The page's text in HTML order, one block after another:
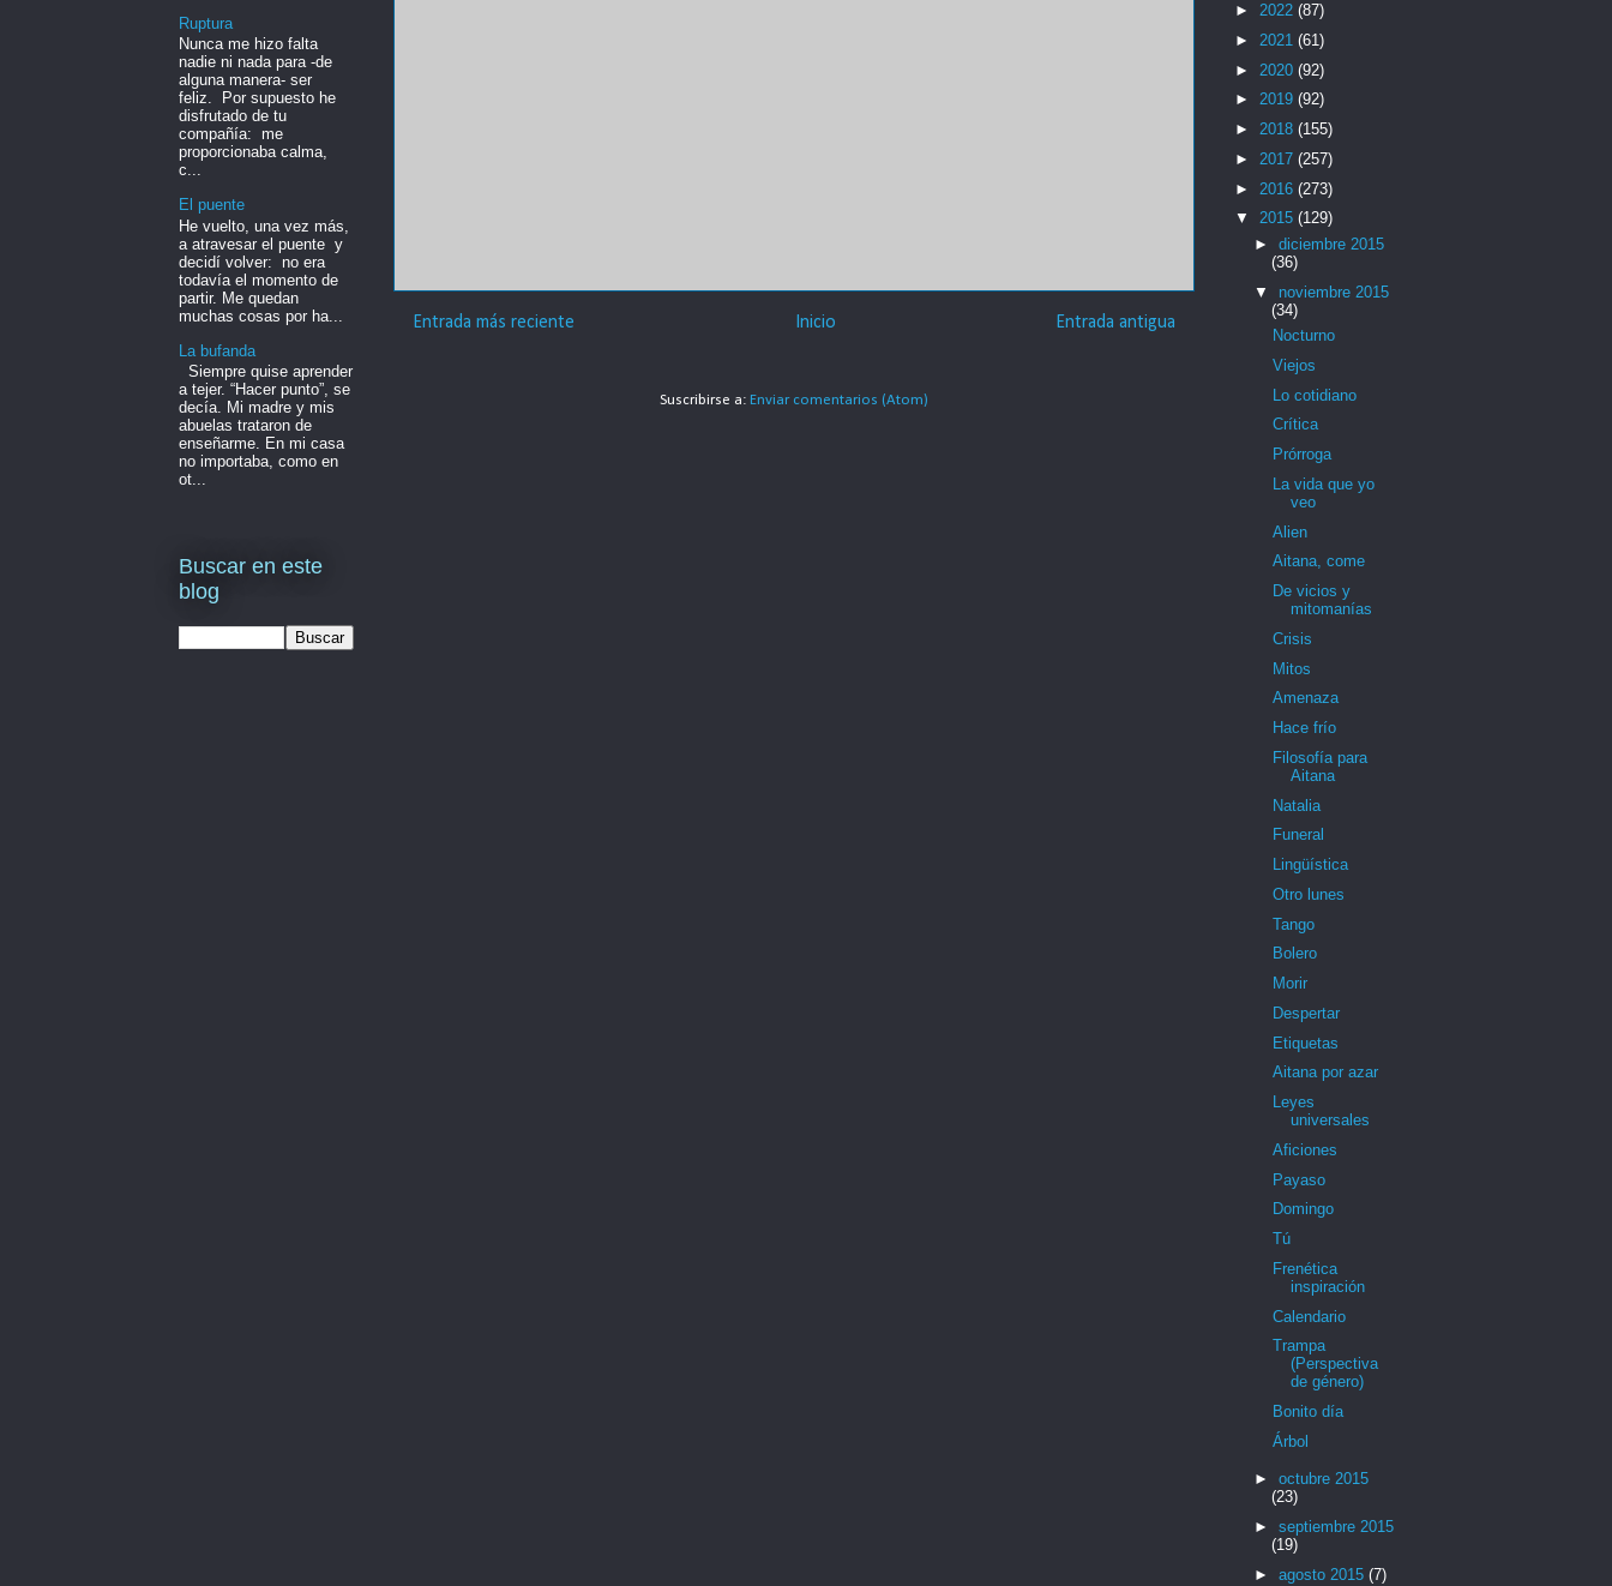
Entrada más reciente Entrada antigua
Inicio
Suscribirse a: Enviar comentarios (Atom)
Ruptura
Nunca me hizo falta
nadie ni nada para -de
alguna manera- ser
feliz. Por supuesto he
disfrutado de tu
compañía: me
proporcionaba calma,
c...
El puente
He vuelto, una vez más,
a atravesar el puente y
decidí volver: no era
todavía el momento de
partir. Me quedan
muchas cosas por ha...
La bufanda
Siempre quise aprender
a tejer. “Hacer punto”, se
decía. Mi madre y mis
abuelas trataron de
enseñarme. En mi casa
no importaba, como en
ot...
Buscar en este
blog
► 2022 (87)
► 2021 (61)
► 2020 (92)
► 2019 (92)
► 2018 (155)
► 2017 (257)
► 2016 (273)
▼ 2015 (129)
► diciembre 2015
(36)
▼ noviembre 2015
(34)
Nocturno
Viejos
Lo cotidiano
Crítica
Prórroga
La vida que yo
veo
Alien
Aitana, come
De vicios y
mitomanías
Crisis
Mitos
Amenaza
Hace frío
Filosofía para
Aitana
Natalia
Funeral
Lingüística
Otro lunes
Tango
Bolero
Morir
Despertar
Etiquetas
Aitana por azar
Leyes
universales
Aficiones
Payaso
Domingo
Tú
Frenética
inspiración
Calendario
Trampa
(Perspectiva
de género)
Bonito día
Árbol
► octubre 2015
(23)
► septiembre 2015
(19)
► agosto 2015 (7)